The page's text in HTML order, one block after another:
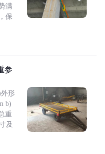
满
保
参
形
b)
重
及